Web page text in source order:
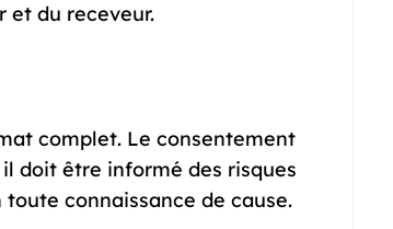
et du receveur.
complet. Le consentement
doit être informé des risques
connaissance de cause.